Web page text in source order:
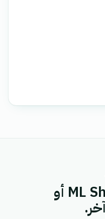
قم بإقران ML Ship Africa أو